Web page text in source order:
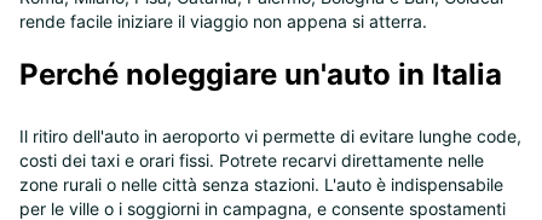
rende facile iniziare il viaggio non appena si atterra.
Perché noleggiare un'auto in Italia
Il ritiro dell'auto in aeroporto vi permette di evitare lunghe code,
costi dei taxi e orari fissi. Potrete recarvi direttamente nelle
zone rurali o nelle città senza stazioni. L'auto è indispensabile
per le ville o i soggiorni in campagna, e consente spostamenti